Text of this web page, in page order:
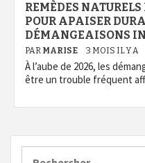
REMÈDES
POUR APAISER
DÉMANGEAISONS
PAR MARISE 3 MOIS IL Y A
À l’aube de 2026, les
être un trouble fréquent